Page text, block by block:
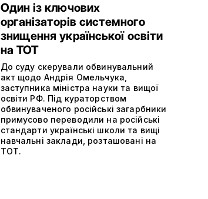
Один із ключових
організаторів системного
знищення української освіти
на ТОТ
До суду скерували обвинувальний
акт щодо Андрія Омельчука,
заступника міністра науки та вищої
освіти РФ. Під кураторством
обвинуваченого російські загарбники
примусово переводили на російські
стандарти українські школи та вищі
навчальні заклади, розташовані на
ТОТ.